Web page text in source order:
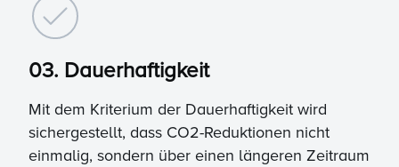
03. Dauerhaftigkeit
Mit dem Kriterium der Dauerhaftigkeit wird
sichergestellt, dass CO2-Reduktionen nicht
einmalig, sondern über einen längeren Zeitraum